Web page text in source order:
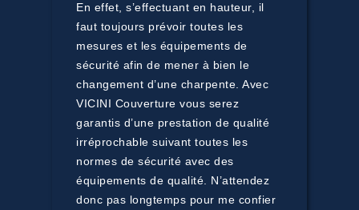
En effet, s’effectuant en hauteur, il
faut toujours prévoir toutes les
mesures et les équipements de
sécurité afin de mener à bien le
changement d’une charpente. Avec
VICINI Couverture vous serez
garantis d’une prestation de qualité
irréprochable suivant toutes les
normes de sécurité avec des
équipements de qualité. N’attendez
donc pas longtemps pour me confier